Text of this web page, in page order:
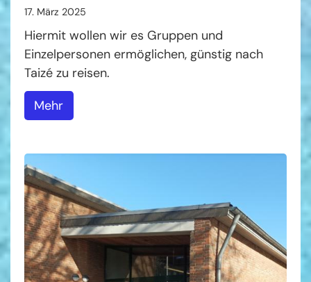
17. März 2025
Hiermit wollen wir es Gruppen und
Einzelpersonen ermöglichen, günstig nach
Taizé zu reisen.
Mehr